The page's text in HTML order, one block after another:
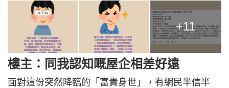
+11
樓主：同我認知嘅屋企相差好遠
面對這份突然降臨的「富貴身世」，有網民半信半